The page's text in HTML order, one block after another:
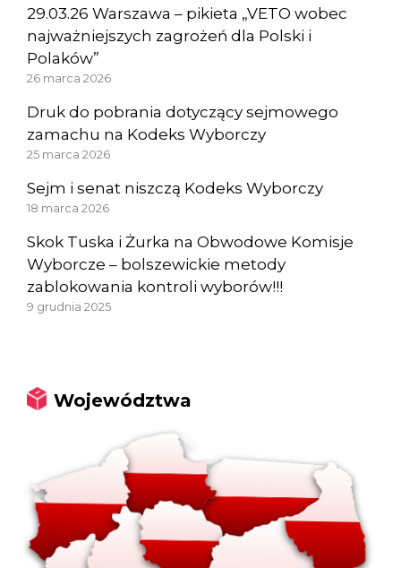
29.03.26 Warszawa – pikieta „VETO wobec
najważniejszych zagrożeń dla Polski i
Polaków”
26 marca 2026
Druk do pobrania dotyczący sejmowego
zamachu na Kodeks Wyborczy
25 marca 2026
Sejm i senat niszczą Kodeks Wyborczy
18 marca 2026
Skok Tuska i Żurka na Obwodowe Komisje
Wyborcze – bolszewickie metody
zablokowania kontroli wyborów!!!
9 grudnia 2025
Województwa